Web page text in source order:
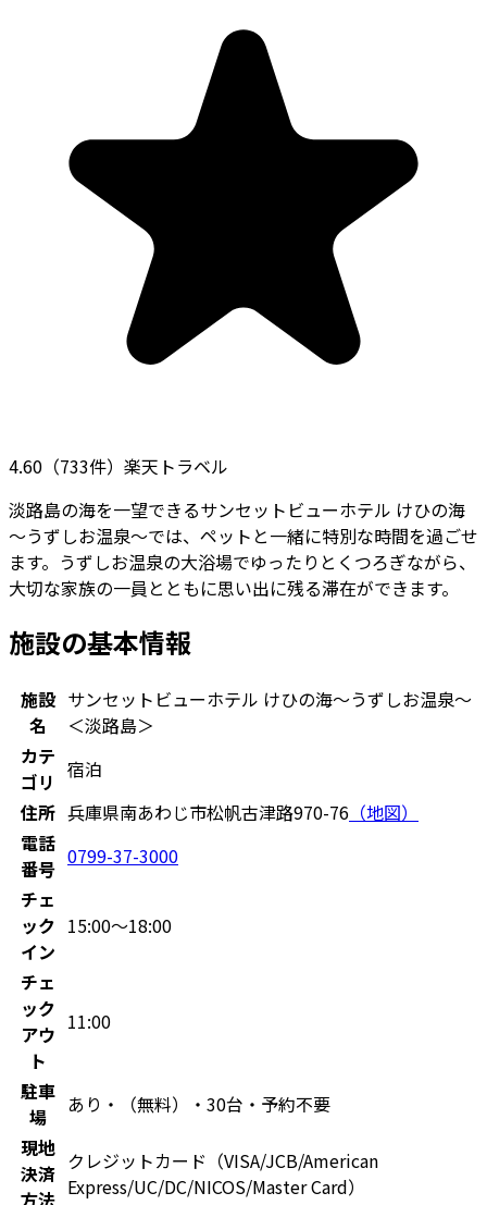
4.60 （733件） 楽天トラベル
淡路島の海を一望できるサンセットビューホテル けひの海
～うずしお温泉～では、ペットと一緒に特別な時間を過ごせ
ます。うずしお温泉の大浴場でゆったりとくつろぎながら、
大切な家族の一員とともに思い出に残る滞在ができます。
施設の基本情報
施設
名
サンセットビューホテル けひの海～うずしお温泉～
＜淡路島＞
カテ
ゴリ 宿泊
住所 兵庫県南あわじ市松帆古津路970-76 （地図）
電話
番号 0799-37-3000
チェ
ック
イン
15:00〜18:00
チェ
ック
アウ
ト
11:00
駐車
場
あり・（無料）・30台・予約不要
現地
決済
方法
クレジットカード（VISA/JCB/American
Express/UC/DC/NICOS/Master Card）